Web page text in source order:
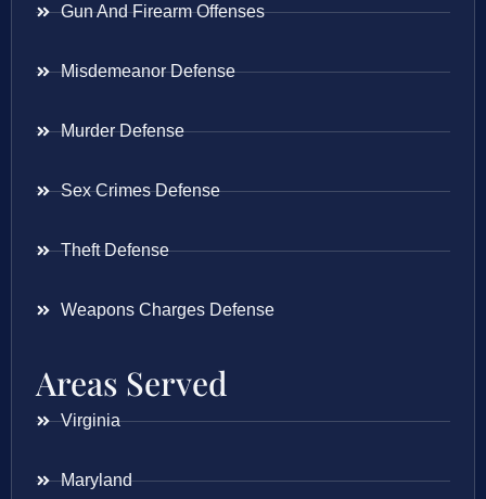
Gun And Firearm Offenses
Misdemeanor Defense
Murder Defense
Sex Crimes Defense
Theft Defense
Weapons Charges Defense
Areas Served
Virginia
Maryland